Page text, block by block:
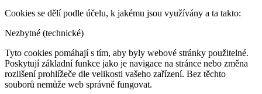
Cookies se dělí podle účelu, k jakému jsou využívány a ta takto:
Nezbytné (technické)
Tyto cookies pomáhají s tím, aby byly webové stránky použitelné.
Poskytují základní funkce jako je navigace na stránce nebo změna
rozlišení prohlížeče dle velikosti vašeho zařízení. Bez těchto
souborů nemůže web správně fungovat.